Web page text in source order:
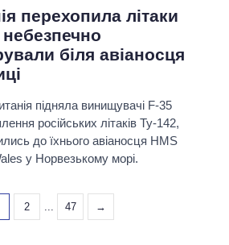
перехопила літаки
біля авіаносця
підняла винищувачі F-35
російських літаків Ту-142,
до їхнього авіаносця HMS
у Норвезькому морі.
2 ... 47 →